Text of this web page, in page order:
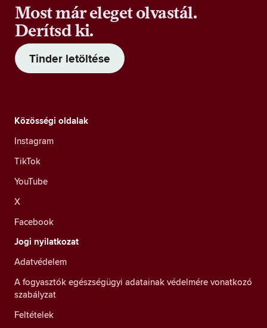
Most már eleget olvastál.
Derítsd ki.
Tinder letöltése
Közösségi oldalak
Instagram
TikTok
YouTube
X
Facebook
Jogi nyilatkozat
Adatvédelem
A fogyasztók egészségügyi adatainak védelmére vonatkozó
szabályzat
Feltételek